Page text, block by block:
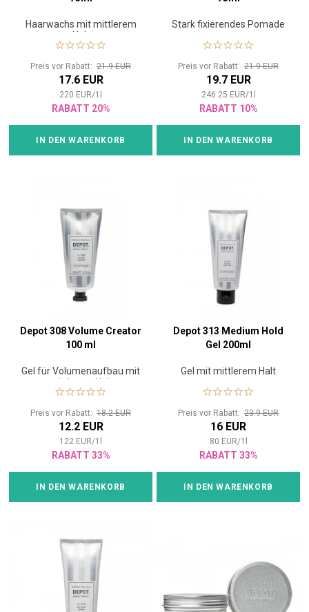
Haarwachs mit mittlerem
Halt
Preis vor Rabatt: 21.9 EUR
17.6 EUR
220 EUR/1
RABATT 20%
IN DEN WARENKORB
Stark fixierendes Pomade
Preis vor Rabatt: 21.9 EUR
19.7 EUR
246.25 EUR/1
RABATT 10%
IN DEN WARENKORB
Depot 308 Volume Creator
100 ml
Gel für Volumenaufbau mit
mittlerem Halt
Preis vor Rabatt: 18.2 EUR
12.2 EUR
122 EUR/1
RABATT 33%
IN DEN WARENKORB
Depot 313 Medium Hold
Gel 200ml
Gel mit mittlerem Halt
Preis vor Rabatt: 23.9 EUR
16 EUR
80 EUR/1
RABATT 33%
IN DEN WARENKORB